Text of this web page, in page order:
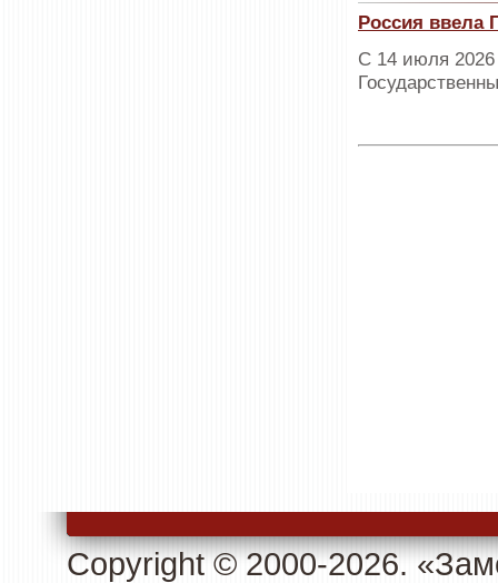
Россия ввела
С 14 июля 2026
Copyright © 2000-2026.